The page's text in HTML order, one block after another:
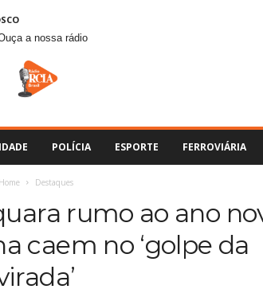
a nossa rádio
POLÍCIA ESPORTE FERROVIÁRIA
Home Destaques
rumo ao ano
caem no ‘golpe da